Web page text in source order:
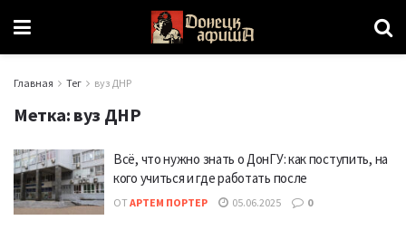
Главная Тег вуз ДНР
Метка: вуз ДНР
Всё, что нужно знать о ДонГУ: как поступить, на
кого учиться и где работать после
ОТ АРТЕМ ПОРТЕР 05.06.2025 0